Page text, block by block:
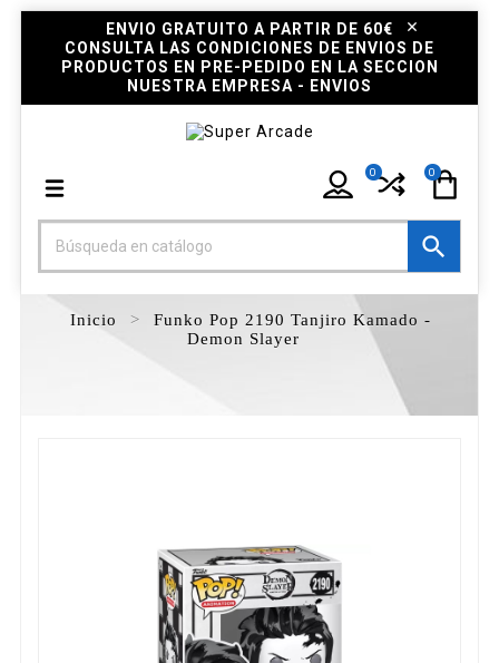
ENVIO GRATUITO A PARTIR DE 60€
CONSULTA LAS CONDICIONES DE ENVIOS DE
PRODUCTOS EN PRE-PEDIDO EN LA SECCION
NUESTRA EMPRESA - ENVIOS
0
0

Inicio
Funko Pop 2190 Tanjiro Kamado -
Demon Slayer